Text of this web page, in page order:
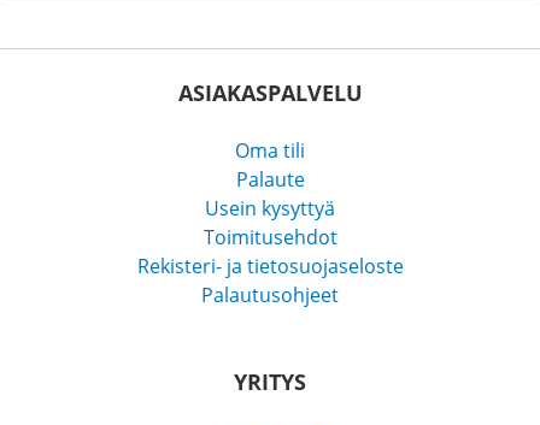
ASIAKASPALVELU
Oma tili
Palaute
Usein kysyttyä
Toimitusehdot
Rekisteri- ja tietosuojaseloste
Palautusohjeet
YRITYS